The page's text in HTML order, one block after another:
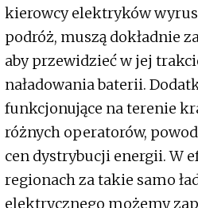
kierowcy elektryków
podróż, muszą dokładnie
aby przewidzieć w jej
naładowania baterii.
funkcjonujące na terenie
różnych operatorów,
cen dystrybucji energii. W
regionach za takie samo
elektrycznego możemy